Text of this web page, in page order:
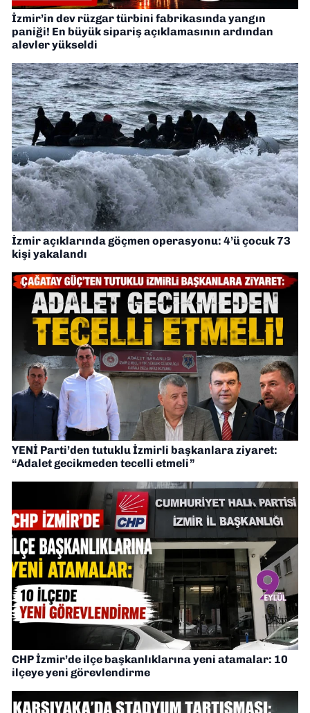
İzmir’in dev rüzgar türbini fabrikasında yangın
paniği! En büyük sipariş açıklamasının ardından
alevler yükseldi
İzmir açıklarında göçmen operasyonu: 4’ü çocuk 73
kişi yakalandı
YENİ Parti’den tutuklu İzmirli başkanlara ziyaret:
“Adalet gecikmeden tecelli etmeli”
CHP İzmir’de ilçe başkanlıklarına yeni atamalar: 10
ilçeye yeni görevlendirme